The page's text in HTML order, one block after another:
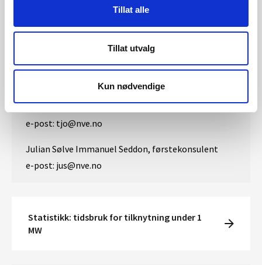
Tillat alle
Tillat utvalg
Kun nødvendige
Torfinn Jonssen, seksjonssjef
e-post: tjo@nve.no
Julian Sølve Immanuel Seddon, førstekonsulent
e-post: jus@nve.no
Statistikk: tidsbruk for tilknytning under 1
MW